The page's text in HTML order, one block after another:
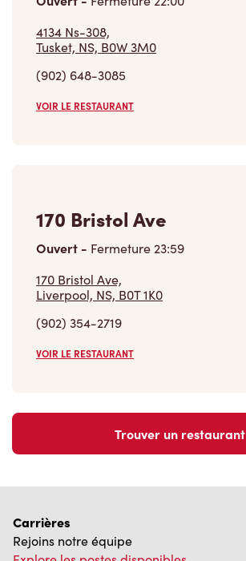
4134 Ns-308,
Tusket, NS, B0W 3M0
(902) 648-3085
VOIR LE RESTAURANT
Ouvert-Fermeture23:59
170 Bristol Ave,
Liverpool, NS, B0T 1K0
(902) 354-2719
VOIR LE RESTAURANT
Trouver un restaurant
Rejoins notre équipe
Explore les postes disponibles